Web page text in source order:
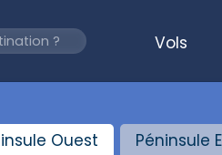
Vols
Ouest Péninsule